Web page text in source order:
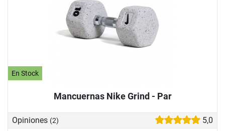
En Stock
Mancuernas Nike Grind - Par
Opiniones (2) 5,0